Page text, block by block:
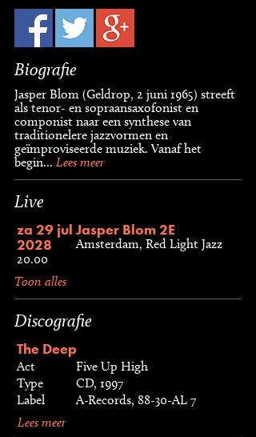
Biografie
Jasper Blom (Geldrop, 2 juni 1965) streeft
als tenor- en sopraansaxofonist en
componist naar een synthese van
traditionelere jazzvormen en
geïmproviseerde muziek. Vanaf het
begin... Lees meer
Live
za 29 jul
2028
20.00
Jasper Blom 2E
Amsterdam, Red Light Jazz
Toon alles
Discografie
The Deep
Act
Five Up High
Type
CD, 1997
Label
A-Records, 88-30-AL 7
Lees meer